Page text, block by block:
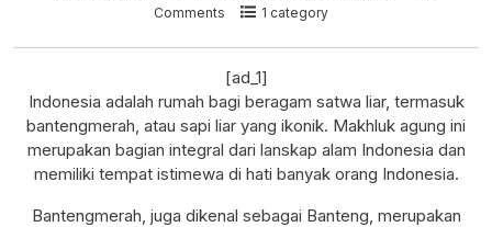
Comments
1 category
[ad_1]
Indonesia adalah rumah bagi beragam satwa liar, termasuk
bantengmerah, atau sapi liar yang ikonik. Makhluk agung ini
merupakan bagian integral dari lanskap alam Indonesia dan
memiliki tempat istimewa di hati banyak orang Indonesia.
Bantengmerah, juga dikenal sebagai Banteng, merupakan